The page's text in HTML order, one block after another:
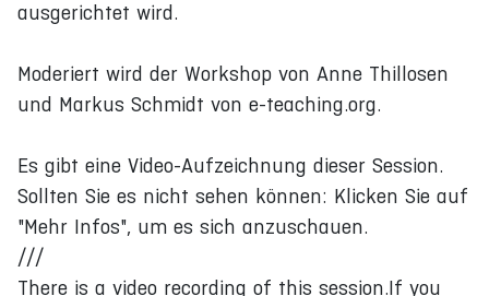
ausgerichtet wird.
Moderiert wird der Workshop von Anne Thillosen
und Markus Schmidt von e-teaching.org.
Es gibt eine Video-Aufzeichnung dieser Session.
Sollten Sie es nicht sehen können: Klicken Sie auf
"Mehr Infos", um es sich anzuschauen.
///
There is a video recording of this session.If you